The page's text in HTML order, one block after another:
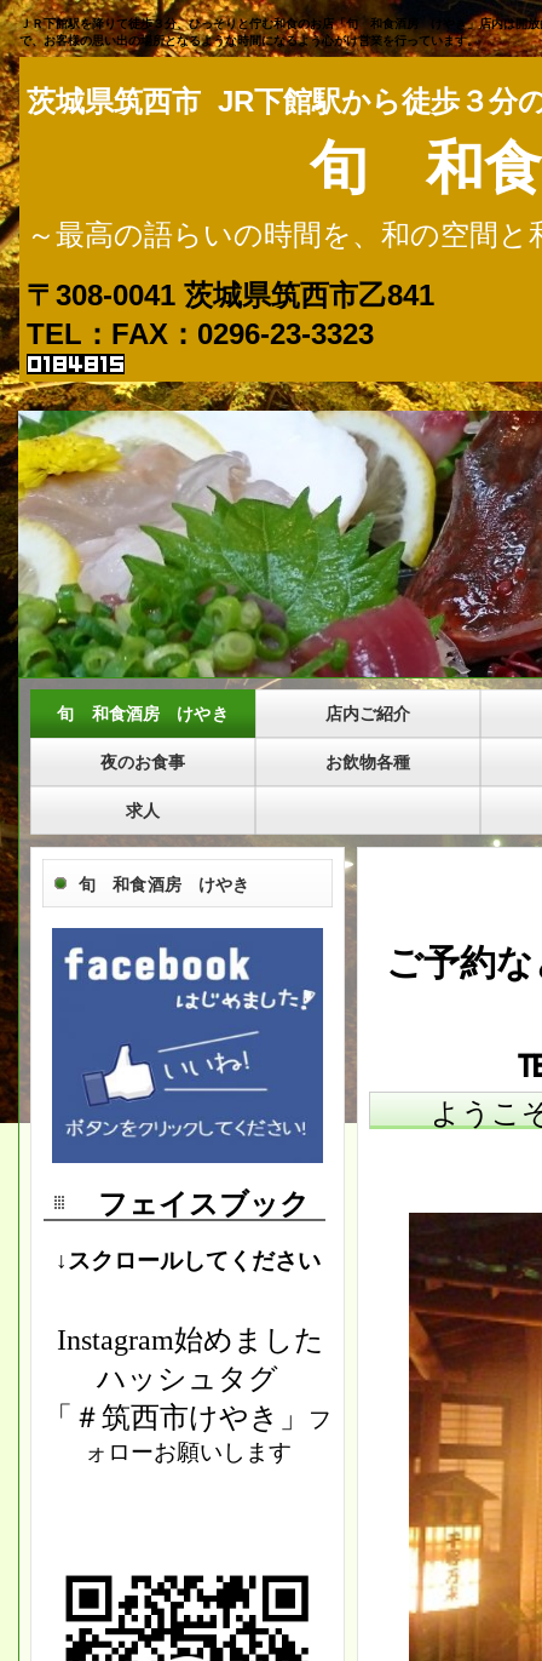
ＪＲ下館駅を降りて徒歩３分、ひっそりと佇む和食のお店「旬 和食酒房 けやき」店内は開
で、お客様の思い出の場所となるような時間になるよう心がけ営業を行っています。
茨城県筑西市 JR下館駅から徒歩３分
旬 和
～最高の語らいの時間を、和の空間
〒308-0041 茨城県筑西市乙841
TEL：FAX：
旬 和食酒房 けやき 店内ご紹介
夜のお食事 お飲物各種
求人
ご予約
ようこ
旬 和食酒房 けやき
フェイスブック
↓スクロールしてください
Instagram始めました
ハッシュタグ
「＃筑西市けやき」
フ
ォローお願いします